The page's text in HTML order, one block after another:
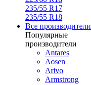
235/55 R17
235/55 R18
Все производители
Популярные
производители
Antares
Aosen
Arivo
Armstrong